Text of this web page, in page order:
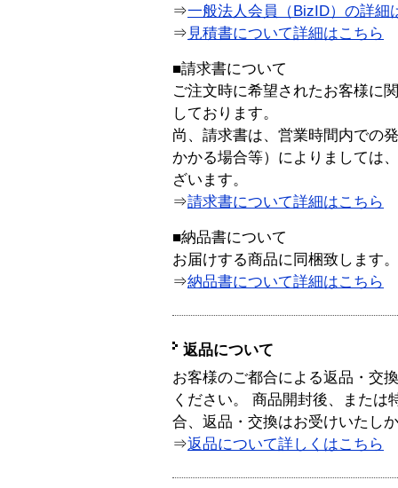
⇒一般法人会員（BizID）の詳細
⇒ 見積書について詳細はこちら
■請求書について
ご注文時に希望されたお客様に
しております。
尚、請求書は、営業時間内での
かかる場合等）によりましては
ざいます。
⇒請求書について詳細はこちら
■納品書について
お届けする商品に同梱致します。
⇒納品書について詳細はこちら
返品について
お客様のご都合による返品・交
ください。 商品開封後、または
合、返品・交換はお受けいたし
⇒返品について詳しくはこちら